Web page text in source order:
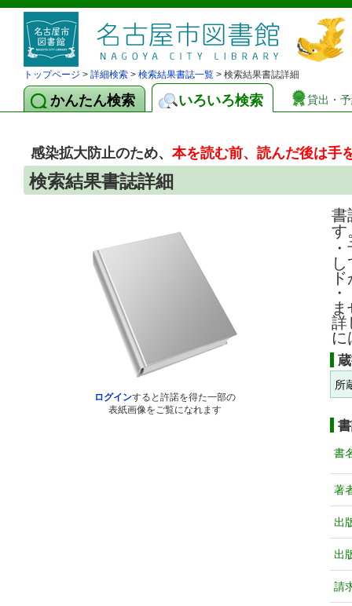
トップページ > 詳細検索 > 検索結果書誌一覧 > 検索結果書誌詳細
かんたん検索 いろいろ検索 貸出・
感染拡大防止のため、本を読む前、読んだ後は手
検索結果書誌詳細
ログインすると許諾を得た一部の
表紙画像をご覧になれます
書
す
詳
に
所
書
著
出
出
請